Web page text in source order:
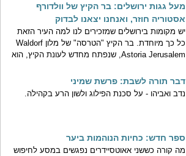
מעל גגות ירושלים: בר הקיץ של וולדורף
אסטוריה חוזר, ואנחנו יצאנו לבדוק
יש מקומות בירושלים שמזכירים לנו למה העיר הזאת
כל כך מיוחדת. בר הקיץ "הטרסה" של מלון Waldorf
Astoria Jerusalem, שנפתח מחדש לעונת הקיץ, הוא
דבר תורה לשבת: פרשת שמיני
נדב ואביהו - על סכנת הפילוג ולשון הרע בקהילה.
ספר חדש: כחיות הנוהמות ביער
מה קורה כששני אאוטסיידרים נפגשים במסע לחיפוש